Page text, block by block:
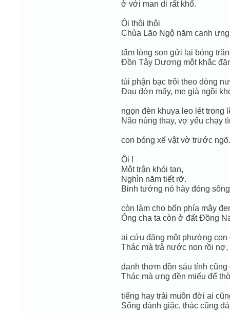
ở với man di rất khổ.
Ôi thôi thôi
Chùa Lão Ngộ năm canh
tấm lòng son gửi lại bóng
Đồn Tây Dương một khắc
tủi phận bạc trôi theo dòng
Đau đớn mấy, mẹ già ngồi
ngọn đèn khuya leo lét trong
Não nùng thay, vợ yếu chạy
con bóng xế vật vờ trước ngõ.
Ôi !
Một trận khói tan,
Nghìn năm tiết rỡ.
Binh tướng nó hày đóng
còn làm cho bốn phía mây
Ông cha ta còn ở đất Đồng
ai cứu đặng một phường con
Thác mà trả nước non rồi nợ,
danh thơm đồn sáu tỉnh cũng
Thác mà ưng đền miếu để
tiếng hay trải muôn đời ai
Sống đánh giặc, thác cũng